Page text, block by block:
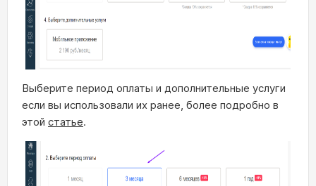
Выберите период оплаты и дополнительные услуги
если вы использовали их ранее, более подробно в
этой статье.